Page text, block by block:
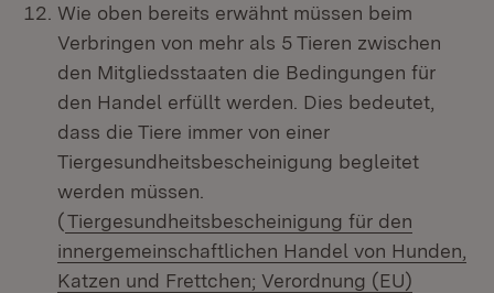
Wie oben bereits erwähnt müssen beim
Verbringen von mehr als 5 Tieren zwischen
den Mitgliedsstaaten die Bedingungen für
den Handel erfüllt werden. Dies bedeutet,
dass die Tiere immer von einer
Tiergesundheitsbescheinigung begleitet
werden müssen.
(Tiergesundheitsbescheinigung für den
innergemeinschaftlichen Handel von Hunden,
Katzen und Frettchen; Verordnung (EU)